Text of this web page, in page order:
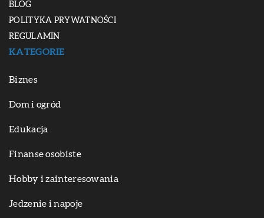
BLOG
POLITYKA PRYWATNOŚCI
REGULAMIN
KATEGORIE
Biznes
Dom i ogród
Edukacja
Finanse osobiste
Hobby i zainteresowania
Jedzenie i napoje